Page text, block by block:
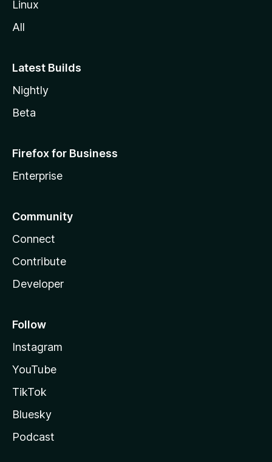
Linux
All
Latest Builds
Nightly
Beta
Firefox for Business
Enterprise
Community
Connect
Contribute
Developer
Follow
Instagram
YouTube
TikTok
Bluesky
Podcast